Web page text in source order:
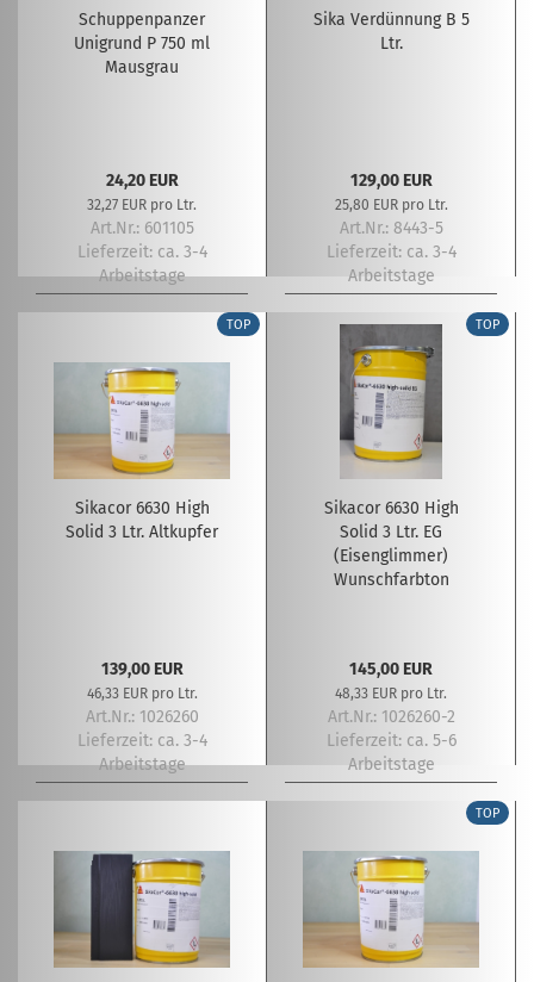
Schuppenpanzer
Unigrund P 750 ml
Mausgrau
24,20 EUR
32,27 EUR pro Ltr.
Art.Nr.: 601105
Lieferzeit: ca. 3-4
Arbeitstage
Sika Verdünnung B 5
Ltr.
129,00 EUR
25,80 EUR pro Ltr.
Art.Nr.: 8443-5
Lieferzeit: ca. 3-4
Arbeitstage
TOP
Sikacor 6630 High
Solid 3 Ltr. Altkupfer
139,00 EUR
46,33 EUR pro Ltr.
Art.Nr.: 1026260
Lieferzeit: ca. 3-4
Arbeitstage
TOP
Sikacor 6630 High
Solid 3 Ltr. EG
(Eisenglimmer)
Wunschfarbton
145,00 EUR
48,33 EUR pro Ltr.
Art.Nr.: 1026260-2
Lieferzeit: ca. 5-6
Arbeitstage
TOP